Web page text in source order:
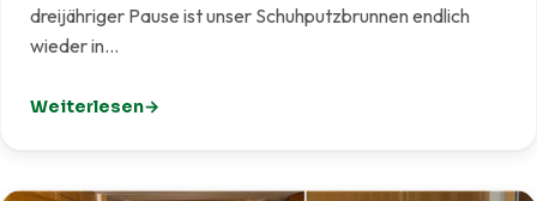
dreijähriger Pause ist unser Schuhputzbrunnen endlich
wieder in…
Weiterlesen
: Mit Engagement und Teamarbeit: Unsere Anlage